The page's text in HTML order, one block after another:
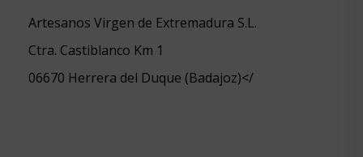
Artesanos Virgen de Extremadura S.L.
Ctra. Castiblanco Km 1
06670 Herrera del Duque (Badajoz)</